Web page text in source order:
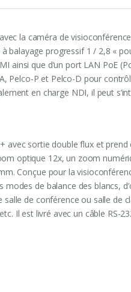
la caméra de
balayage progressif 1 / 2,8 «
ainsi que d’un port LAN PoE
Pelco-P et Pelco-D pour
en charge NDI, il peut
avec sortie double flux et prend
optique 12x, un zoom
Conçue pour la
de balance des blancs,
de conférence ou salle de
Il est livré avec un câble RS-